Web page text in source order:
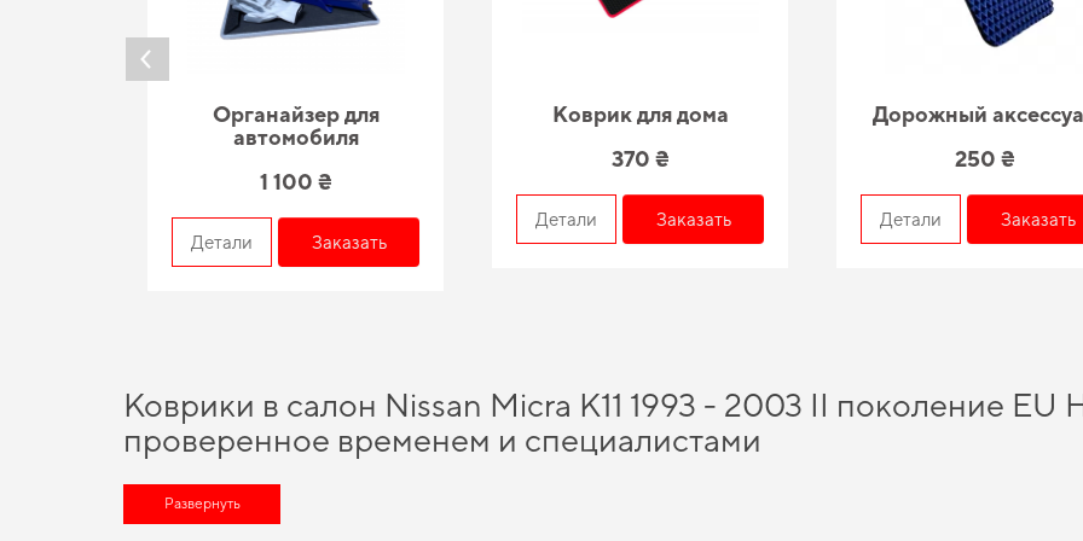
Органайзер для
автомобиля
1 100 ₴
Детали Заказать
Коврик для дома
370 ₴
Детали Заказать
Дорожный
250 ₴
Детали Заказать
Коврики в салон Nissan Micra K11 1993 - 2003 II поколение EU
проверенное временем и специалистами
Выбирайте практичные решения для водителей,
автомобиля без переплат -
практических нововведений способно подарить вам максимальный комфорт от использования
Развернуть